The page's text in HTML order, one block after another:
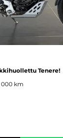
Tenere!
000 km